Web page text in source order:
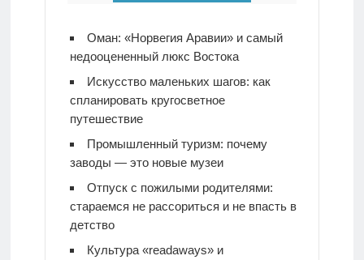
Оман: «Норвегия Аравии» и самый
недооцененный люкс Востока
Искусство маленьких шагов: как
спланировать кругосветное
путешествие
Промышленный туризм: почему
заводы — это новые музеи
Отпуск с пожилыми родителями:
стараемся не рассориться и не впасть в
детство
Культура «readaways» и